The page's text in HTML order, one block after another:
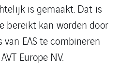
is gemaakt. Dat is
bereikt kan worden door
EAS te combineren
Europe NV.